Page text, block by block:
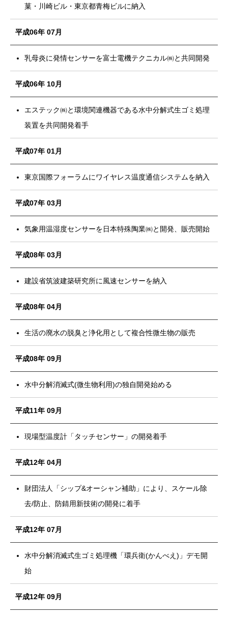
菓・川崎ビル・東京都青梅ビルに納入
平成06年 07月
乳母炎に発情センサーを富士電機テクニカル㈱と共同開発
平成06年 10月
エステック㈱と環境関連機器である水中分解式生ゴミ処理
装置を共同開発着手
平成07年 01月
東京国際フォーラムにワイヤレス温度通信システムを納入
平成07年 03月
気象用温湿度センサーを日本特殊陶業㈱と開発、販売開始
平成08年 03月
建設省筑波建築研究所に風速センサーを納入
平成08年 04月
生活の廃水の脱臭と浄化用として複合性微生物の販売
平成08年 09月
水中分解消滅式(微生物利用)の独自開発始める
平成11年 09月
現場型温度計「タッチセンサー」の開発着手
平成12年 04月
財団法人「シップ&オーシャン補助」により、スケール除
去/防止、防錆用新技術の開発に着手
平成12年 07月
水中分解消滅式生ゴミ処理機「環兵衛(かんべえ)」デモ開
始
平成12年 09月